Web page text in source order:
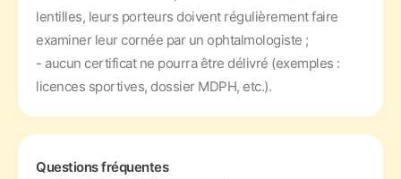
lentilles, leurs porteurs doivent régulièrement faire
examiner leur cornée par un ophtalmologiste ;
- aucun certificat ne pourra être délivré (exemples :
licences sportives, dossier MDPH, etc.).
Questions fréquentes